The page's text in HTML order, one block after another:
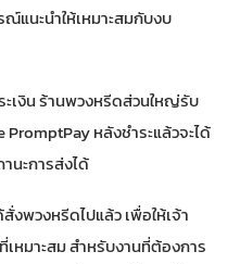
แนะนำให้เหมาะสมกับงบ
เงิน ร้านพวงหรีดส่วนใหญ่รับ
PromptPay หลังชำระแล้วจะได้
นะการส่งได้
พวงหรีดไปแล้ว เพื่อให้เจ้า
หมาะสม สำหรับงานที่ต้องการ